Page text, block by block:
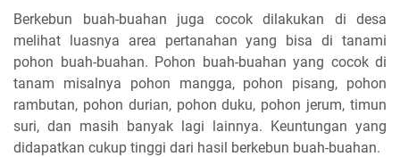
Berkebun buah-buahan juga cocok dilakukan di desa
melihat luasnya area pertanahan yang bisa di tanami
pohon buah-buahan. Pohon buah-buahan yang cocok di
tanam misalnya pohon mangga, pohon pisang, pohon
rambutan, pohon durian, pohon duku, pohon jerum, timun
suri, dan masih banyak lagi lainnya. Keuntungan yang
didapatkan cukup tinggi dari hasil berkebun buah-buahan.